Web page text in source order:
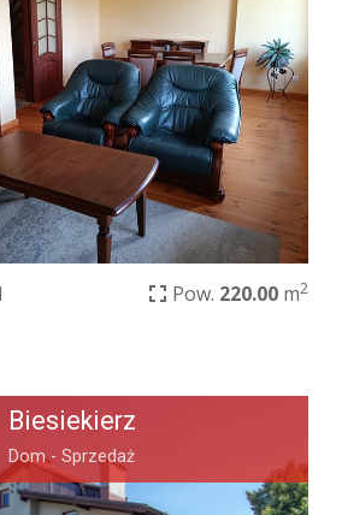
Pow. 220.00 m2
Biesiekierz
Dom - Sprzedaż